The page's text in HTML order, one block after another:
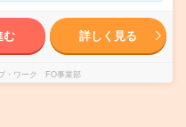
む 詳しく見る
・ワーク FO事業部